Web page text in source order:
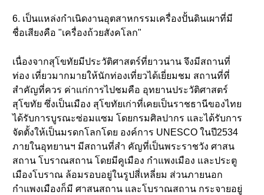
6. เป็นแหล่งกำเนิดงานอุตสาหกรรมเครื่องปั้นดินเผาที่มี
ชื่อเสียงคือ "เครื่องถ้วยสังคโลก"
เนื่องจากสุโขทัยมีประวัติศาสตร์ที่ยาวนาน จึงมีสถานที่
ท่อง เที่ยวมากมายให้นักท่องเที่ยวได้เยี่ยมชม สถานที่ที่
สำคัญที่ควร ค่าแก่การไปชมคือ อุทยานประวัติศาสตร์
สุโขทัย ซึ่งเป็นเมือง สุโขทัยเก่าที่เคยเป็นราชธานีของไทย
ได้รับการบูรณะซ่อมแซม โดยกรมศิลปากร และได้รับการ
จัดตั้งให้เป็นมรดกโลกโดย องค์การ UNESCO ในปี2534
ภายในอุทยานฯ มีสถานที่สำ คัญที่เป็นพระราชวัง ศาสน
สถาน โบราณสถาน โดยมีคูเมือง กำแพงเมือง และประตู
เมืองโบราณ ล้อมรอบอยู่ในรูปสี่เหลี่ยม ส่วนภายนอก
กำแพงเมืองก็มี ศาสนสถาน และโบราณสถาน กระจายอยู่